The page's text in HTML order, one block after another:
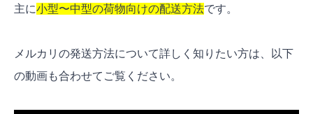
主に小型〜中型の荷物向けの配送方法です。
メルカリの発送方法について詳しく知りたい方は、以下
の動画も合わせてご覧ください。